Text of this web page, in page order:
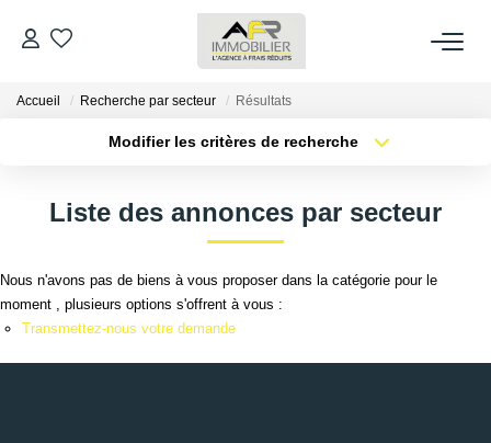
ACHETER
ESTIMER
FAIRE GÉRER
Accueil Recherche par secteur Résultats
Modifier les critères de recherche
Type de bien
Créer une alerte
Liste des annonces par secteur
Nous n'avons pas de biens à vous proposer dans la catégorie pour le
moment , plusieurs options s'offrent à vous :
Transmettez-nous votre demande